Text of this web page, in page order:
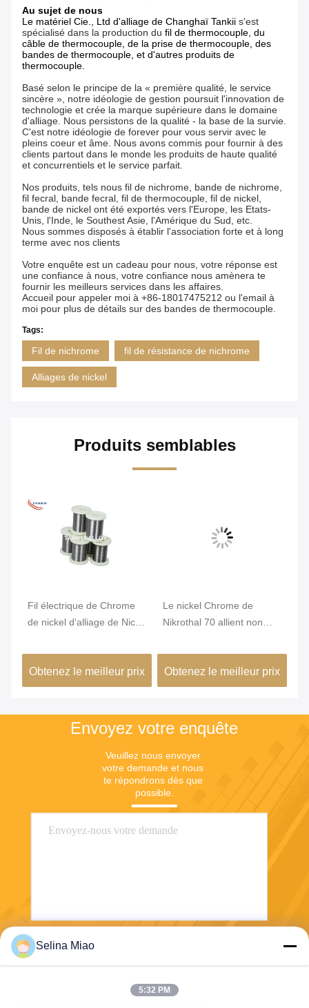
Au sujet de nous
Le matériel Cie., Ltd d'alliage de Changhaï Tankii s'est
spécialisé dans la production du fil de thermocouple, du
câble de thermocouple, de la prise de thermocouple, des
bandes de thermocouple, et d'autres produits de
thermocouple.
Basé selon le principe de la « première qualité, le service
sincère », notre idéologie de gestion poursuit l'innovation de
technologie et crée la marque supérieure dans le domaine
d'alliage. Nous persistons de la qualité - la base de la survie.
C'est notre idéologie de forever pour vous servir avec le
pleins coeur et âme. Nous avons commis pour fournir à des
clients partout dans le monde les produits de haute qualité
et concurrentiels et le service parfait.
Nos produits, tels nous fil de nichrome, bande de nichrome,
fil fecral, bande fecral, fil de thermocouple, fil de nickel,
bande de nickel ont été exportés vers l'Europe, les Etats-
Unis, l'Inde, le Southest Asie, l'Amérique du Sud, etc.
Nous sommes disposés à établir l'association forte et à long
terme avec nos clients
Votre enquête est un cadeau pour nous, votre réponse est
une confiance à nous, votre confiance nous amènera te
fournir les meilleurs services dans les affaires.
Accueil pour appeler moi à +86-18017475212 ou l'email à
moi pour plus de détails sur des bandes de thermocouple.
Tags:
Fil de nichrome fil de résistance de nichrome
Alliages de nickel
Produits semblables
Fil électrique de Chrome
de nickel d'alliage de Nicr
6j22
Obtenez le meilleur prix
Le nickel Chrome de
Nikrothal 70 allient non
Obtenez le meilleur prix
Envoyez votre enquête
Veuillez nous envoyer
votre demande et nous
te répondrons dès que
possible.
Selina Miao
5:32 PM